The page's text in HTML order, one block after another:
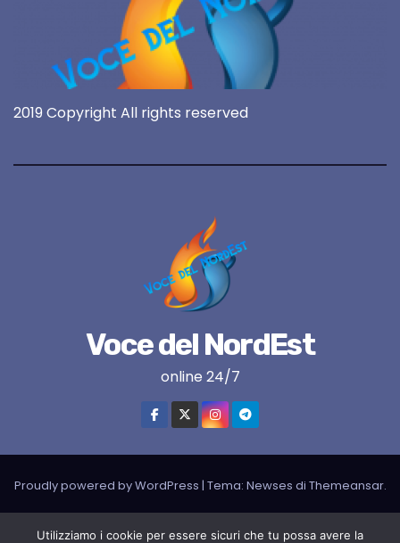
2019 Copyright All rights reserved
Voce del NordEst
online 24/7
Proudly powered by WordPress | Tema: Newses di Themeansar.
Utilizziamo i cookie per essere sicuri che tu possa avere la